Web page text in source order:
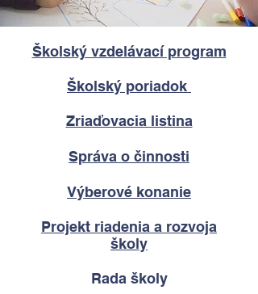
Školský vzdelávací program
Školský poriadok
Zriaďovacia listina
Správa o činnosti
Výberové konanie
Projekt riadenia a rozvoja
školy
Rada školy